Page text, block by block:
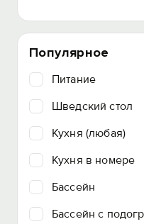
Популярное
Питание
Шведский стол
Кухня (любая)
Кухня в номере
Бассейн
Бассейн с